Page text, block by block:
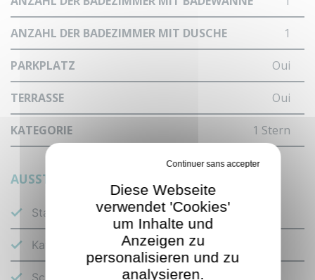
ANZAHL DER BADEZIMMER MIT DUSCHE 1
PARKPLATZ Oui
TERRASSE Oui
KATEGORIE 1 Stern
AUSSTATTUNG
Staubsauger
Kaffeemaschine
Schnellkochtopf
Diese Webseite
verwendet 'Cookies'
um Inhalte und
Anzeigen zu
personalisieren und zu
analysieren.